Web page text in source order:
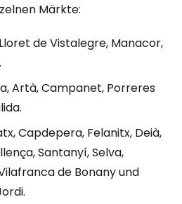
Märkte:
de Vistalegre, Manacor,
Artà, Campanet, Porreres
Capdepera, Felanitx, Deià,
Santanyí, Selva,
de Bonany und